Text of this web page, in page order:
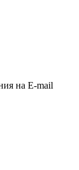
на E-mail